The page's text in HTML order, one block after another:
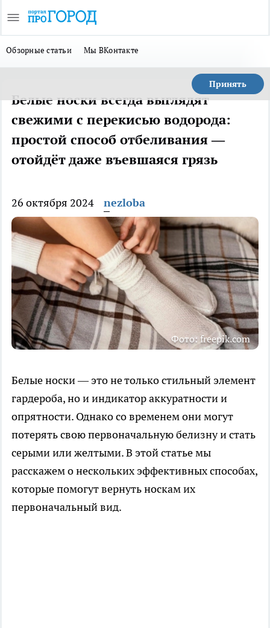
Обзорные статьи Мы ВКонтакте
Принять
Белые носки всегда выглядят
свежими с перекисью водорода:
простой способ отбеливания —
отойдёт даже въевшаяся грязь
26 октября 2024 nezloba
Фото: freepik.com
Белые носки — это не только стильный элемент
гардероба, но и индикатор аккуратности и
опрятности. Однако со временем они могут
потерять свою первоначальную белизну и стать
серыми или желтыми. В этой статье мы
расскажем о нескольких эффективных способах,
которые помогут вернуть носкам их
первоначальный вид.